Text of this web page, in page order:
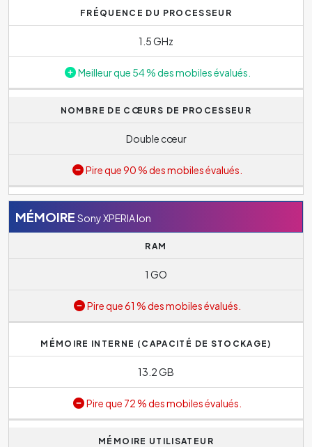
FRÉQUENCE DU PROCESSEUR
1.5 GHz
Meilleur que 54 % des mobiles évalués.
NOMBRE DE CŒURS DE PROCESSEUR
Double cœur
Pire que 90 % des mobiles évalués.
MÉMOIRE Sony XPERIA Ion
RAM
1 GO
Pire que 61 % des mobiles évalués.
MÉMOIRE INTERNE (CAPACITÉ DE STOCKAGE)
13.2 GB
Pire que 72 % des mobiles évalués.
MÉMOIRE UTILISATEUR